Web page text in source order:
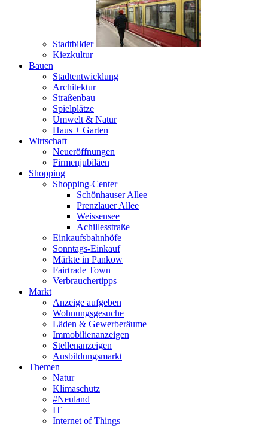
Stadtbilder
Kiezkultur
Bauen
Stadtentwicklung
Architektur
Straßenbau
Spielplätze
Umwelt & Natur
Haus + Garten
Wirtschaft
Neueröffnungen
Firmenjubiläen
Shopping
Shopping-Center
Schönhauser Allee
Prenzlauer Allee
Weissensee
Achillesstraße
Einkaufsbahnhöfe
Sonntags-Einkauf
Märkte in Pankow
Fairtrade Town
Verbrauchertipps
Markt
Anzeige aufgeben
Wohnungsgesuche
Läden & Gewerberäume
Immobilienanzeigen
Stellenanzeigen
Ausbildungsmarkt
Themen
Natur
Klimaschutz
#Neuland
IT
Internet of Things